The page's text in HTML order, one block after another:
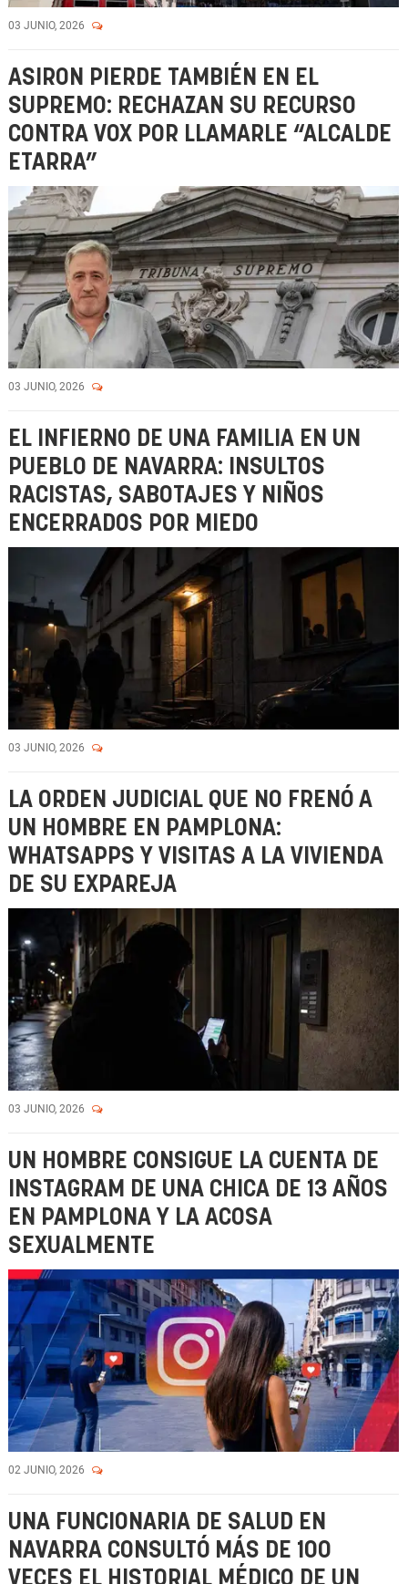
03 JUNIO, 2026
ASIRON PIERDE TAMBIÉN EN EL
SUPREMO: RECHAZAN SU RECURSO
CONTRA VOX POR LLAMARLE “ALCALDE
ETARRA”
03 JUNIO, 2026
EL INFIERNO DE UNA FAMILIA EN UN
PUEBLO DE NAVARRA: INSULTOS
RACISTAS, SABOTAJES Y NIÑOS
ENCERRADOS POR MIEDO
03 JUNIO, 2026
LA ORDEN JUDICIAL QUE NO FRENÓ A
UN HOMBRE EN PAMPLONA:
WHATSAPPS Y VISITAS A LA VIVIENDA
DE SU EXPAREJA
03 JUNIO, 2026
UN HOMBRE CONSIGUE LA CUENTA DE
INSTAGRAM DE UNA CHICA DE 13 AÑOS
EN PAMPLONA Y LA ACOSA
SEXUALMENTE
02 JUNIO, 2026
UNA FUNCIONARIA DE SALUD EN
NAVARRA CONSULTÓ MÁS DE 100
VECES EL HISTORIAL MÉDICO DE UN